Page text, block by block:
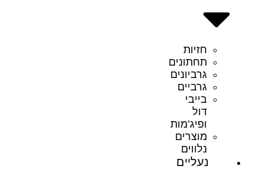
חזיות
תחתונים
גרביונים
גרביים
בייבי
דול
ופיג’מות
מוצרים
נלווים
נעליים